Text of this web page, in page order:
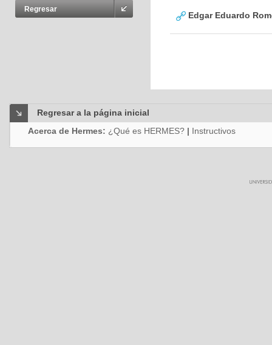
Regresar
Edgar Eduardo
Regresar a la página inicial
Acerca de Hermes: ¿Qué es HERMES? | Instructivos